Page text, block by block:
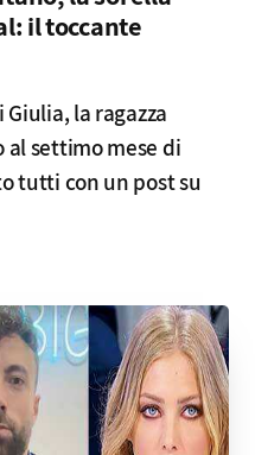
il toccante
la ragazza
al settimo mese di
tutti con un post su